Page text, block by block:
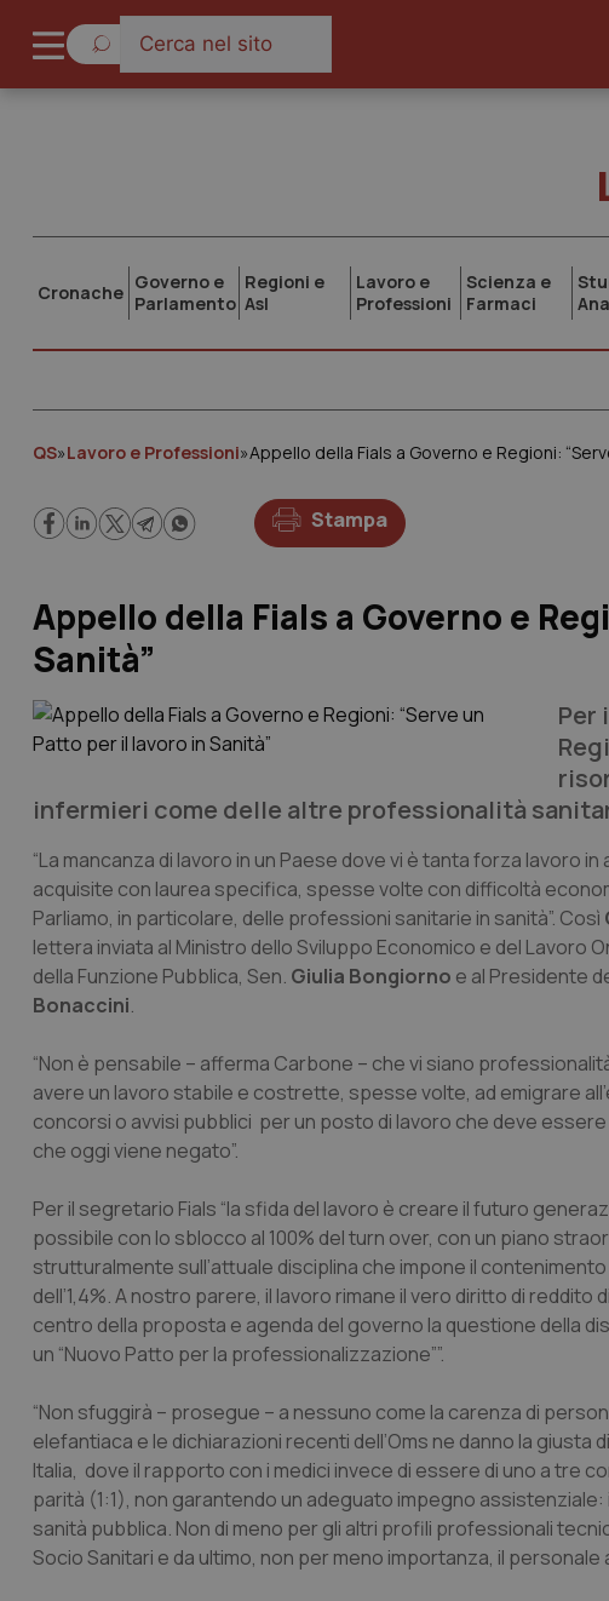
Cronache Governo e
Parlamento
Regioni e
Asl
Lavoro e
Professioni
Scienza e
Farmaci
QS»Lavoro e Professioni»Appello della Fials a Governo e Regioni:
Stampa
Appello della Fials a Governo e
Sanità”
Per
infermieri come delle altre professionalità
“La mancanza di lavoro in un Paese dove vi è tanta forza lavoro
acquisite con laurea specifica, spesse volte con difficoltà
Parliamo, in particolare, delle professioni sanitarie in sanità”. Così
lettera inviata al Ministro dello Sviluppo Economico e del Lavoro
della Funzione Pubblica, Sen. Giulia Bongiorno e al Presidente
Bonaccini.
“Non è pensabile – afferma Carbone – che vi siano
avere un lavoro stabile e costrette, spesse volte, ad emigrare
concorsi o avvisi pubblici per un posto di lavoro che deve
che oggi viene negato”.
Per il segretario Fials “la sfida del lavoro è creare il futuro
possibile con lo sblocco al 100% del turn over, con un piano
strutturalmente sull’attuale disciplina che impone il
dell’1,4%. A nostro parere, il lavoro rimane il vero diritto di
centro della proposta e agenda del governo la questione della
un “Nuovo Patto per la professionalizzazione””.
“Non sfuggirà – prosegue – a nessuno come la carenza di
elefantiaca e le dichiarazioni recenti dell’Oms ne danno la
Italia, dove il rapporto con i medici invece di essere di uno a tre
parità (1:1), non garantendo un adeguato impegno
sanità pubblica. Non di meno per gli altri profili professionali
Socio Sanitari e da ultimo, non per meno importanza, il